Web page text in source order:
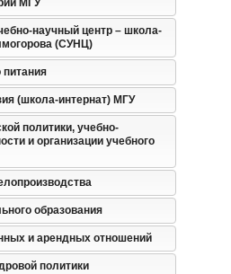
МГУ
научный центр – школа-
(СУНЦ)
питания
(школа-интернат) МГУ
политики, учебно-
и организации учебного
образования
и арендных отношений
политики